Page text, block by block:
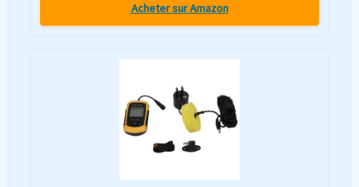
Acheter sur Amazon